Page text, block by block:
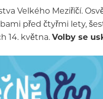
Velkého Meziříčí.
před čtyřmi lety,
14. května.Volby se